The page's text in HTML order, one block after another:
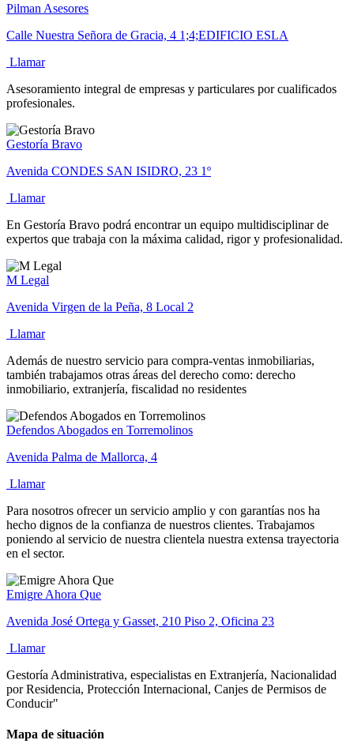
Pilman Asesores
Calle Nuestra Señora de Gracia, 4 1;4;EDIFICIO ESLA
Llamar
Asesoramiento integral de empresas y particulares por cualificados
profesionales.
Gestoría Bravo
Avenida CONDES SAN ISIDRO, 23 1º
Llamar
En Gestoría Bravo podrá encontrar un equipo multidisciplinar de
expertos que trabaja con la máxima calidad, rigor y profesionalidad.
M Legal
Avenida Virgen de la Peña, 8 Local 2
Llamar
Además de nuestro servicio para compra-ventas inmobiliarias,
también trabajamos otras áreas del derecho como: derecho
inmobiliario, extranjería, fiscalidad no residentes
Defendos Abogados en Torremolinos
Avenida Palma de Mallorca, 4
Llamar
Para nosotros ofrecer un servicio amplio y con garantías nos ha
hecho dignos de la confianza de nuestros clientes. Trabajamos
poniendo al servicio de nuestra clientela nuestra extensa trayectoria
en el sector.
Emigre Ahora Que
Avenida José Ortega y Gasset, 210 Piso 2, Oficina 23
Llamar
Gestoría Administrativa, especialistas en Extranjería, Nacionalidad
por Residencia, Protección Internacional, Canjes de Permisos de
Conducir"
Mapa de situación